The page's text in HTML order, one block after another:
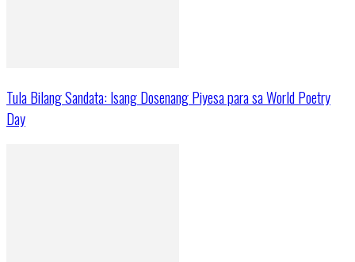
Tula Bilang Sandata: Isang Dosenang Piyesa para sa World Poetry
Day